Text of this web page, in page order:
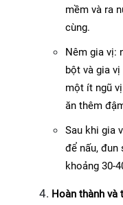
mềm và ra
cùng.
Nêm gia vị:
bột và gia
một ít ngũ
ăn thêm
Sau khi gia
để nấu, đun
khoảng 30-
Hoàn thành và